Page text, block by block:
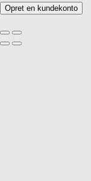
Opret en kundekonto